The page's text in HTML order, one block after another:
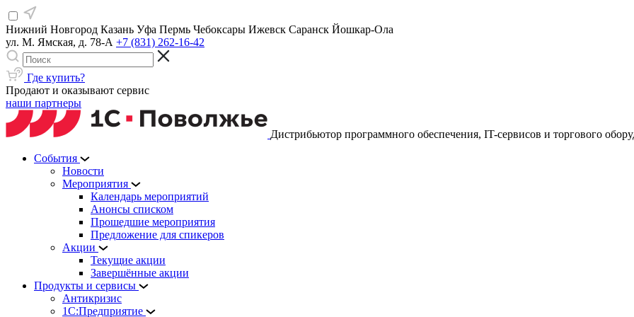
Нижний Новгород Казань Уфа Пермь Чебоксары Ижевск Саранск Йошкар-Ола
ул. М. Ямская, д. 78-А +7 (831) 262-16-42
Где купить?
Продают и оказывают сервис
наши партнеры
Дистрибьютор программного обеспечения, IT-сервисов и торгового
События
Новости
Мероприятия
Календарь мероприятий
Анонсы списком
Прошедшие мероприятия
Предложение для спикеров
Акции
Текущие акции
Завершённые акции
Продукты и сервисы
Антикризис
1С:Предприятие